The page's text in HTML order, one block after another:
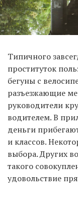
Типичного
проституток
бегуны с
разъезжающие
руководители
водителем. В
деньги
и классов.
выбора. Других
такого
удовольствие